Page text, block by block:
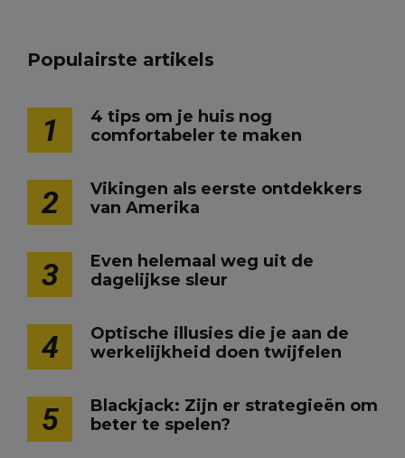
Populairste artikels
1
4 tips om je huis nog
comfortabeler te maken
2
Vikingen als eerste ontdekkers
van Amerika
3
Even helemaal weg uit de
dagelijkse sleur
4
Optische illusies die je aan de
werkelijkheid doen twijfelen
5
Blackjack: Zijn er strategieën om
beter te spelen?